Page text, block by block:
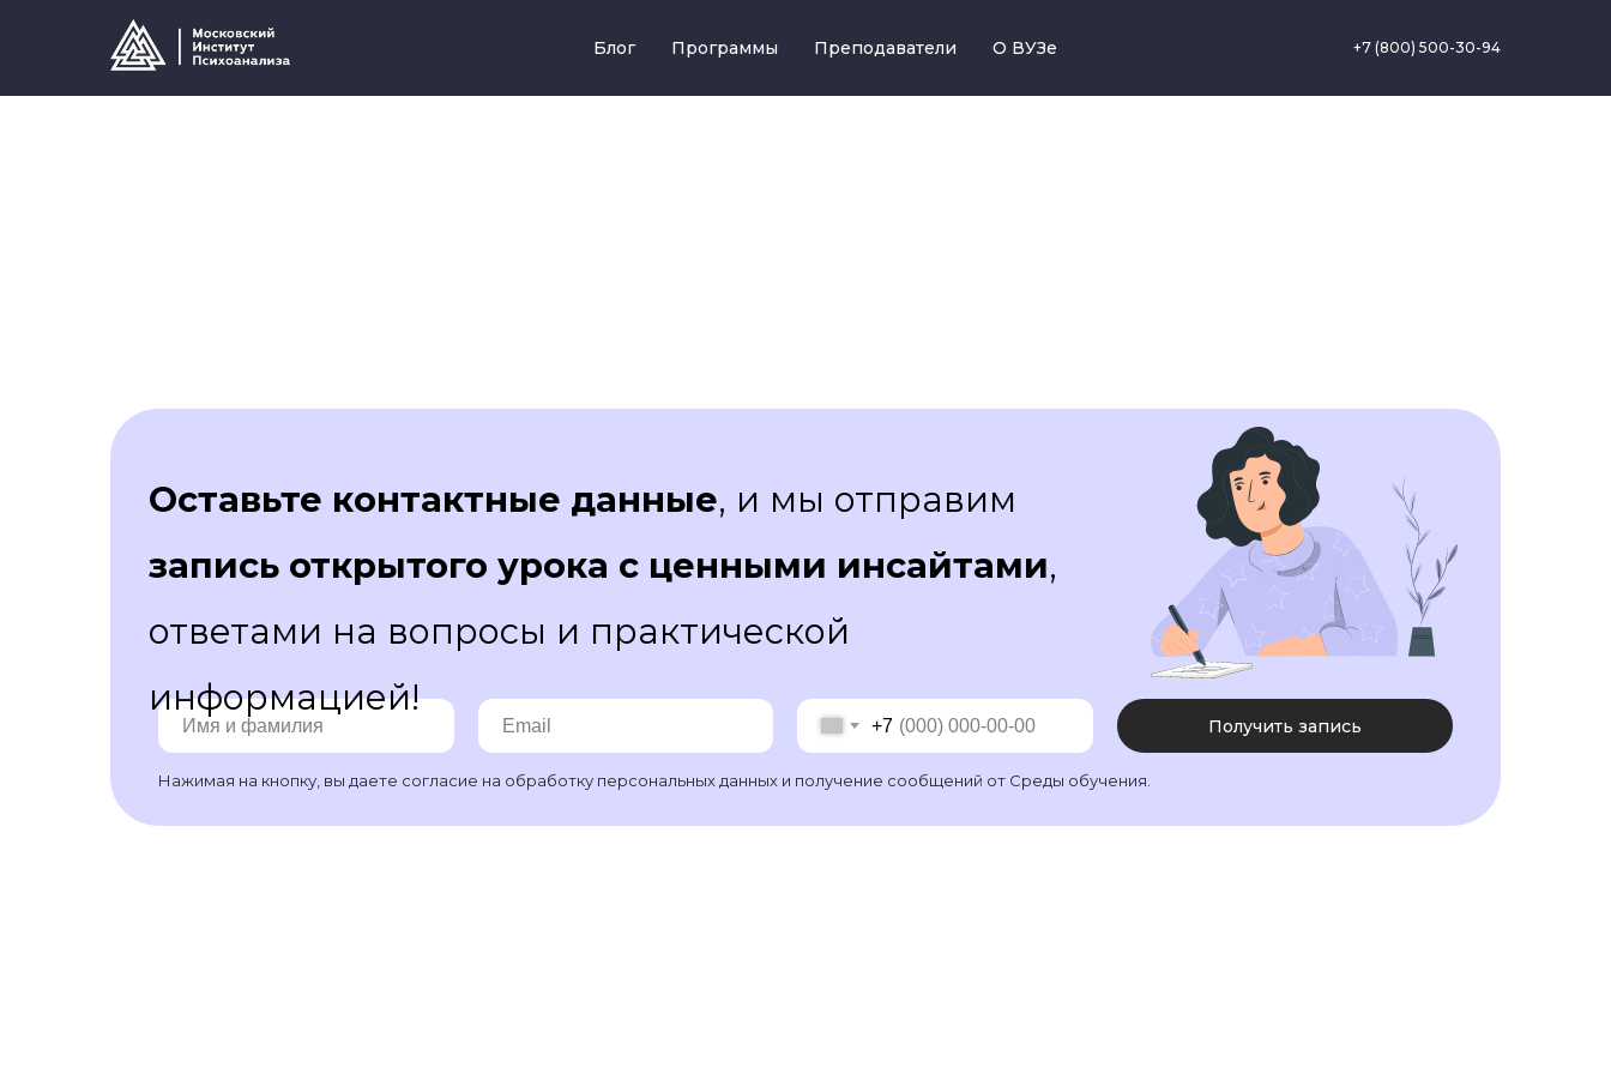
Блог Программы Преподаватели О ВУЗе +7 (800) 500-30-94
+7 Получить запись
Нажимая на кнопку, вы даете согласие на обработку персональных данных и получение сообщений от Среды обучения.
Оставьте контактные данные, и мы отправим
запись открытого урока с ценными инсайтами,
ответами на вопросы и практической
информацией!